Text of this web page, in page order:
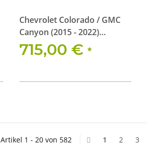
Chevrolet Colorado / GMC
Canyon (2015 - 2022)
Slimsport Dachträger Kit
715,00 € *
Artikel 1 - 20 von 582 1 2 3